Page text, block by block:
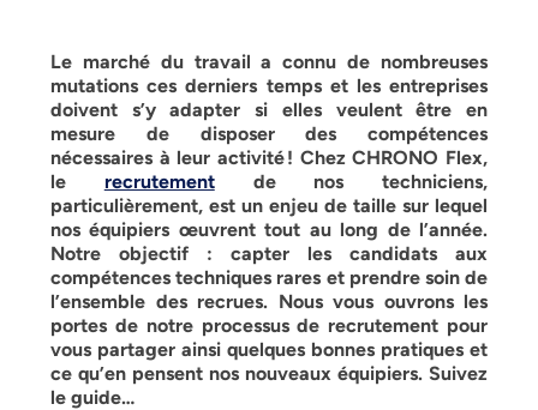
Le marché du travail a connu de nombreuses
mutations ces derniers temps et les entreprises
doivent s’y adapter si elles veulent être en
mesure de disposer des compétences
nécessaires à leur activité ! Chez CHRONO Flex,
le recrutementde nos techniciens,
particulièrement, est un enjeu de taille sur lequel
nos équipiers œuvrent tout au long de l’année.
Notre objectif : capter les candidats aux
compétences techniques rares et prendre soin de
l’ensemble des recrues. Nous vous ouvrons les
portes de notre processus de recrutement pour
vous partager ainsi quelques bonnes pratiques et
ce qu’en pensent nos nouveaux équipiers. Suivez
le guide…